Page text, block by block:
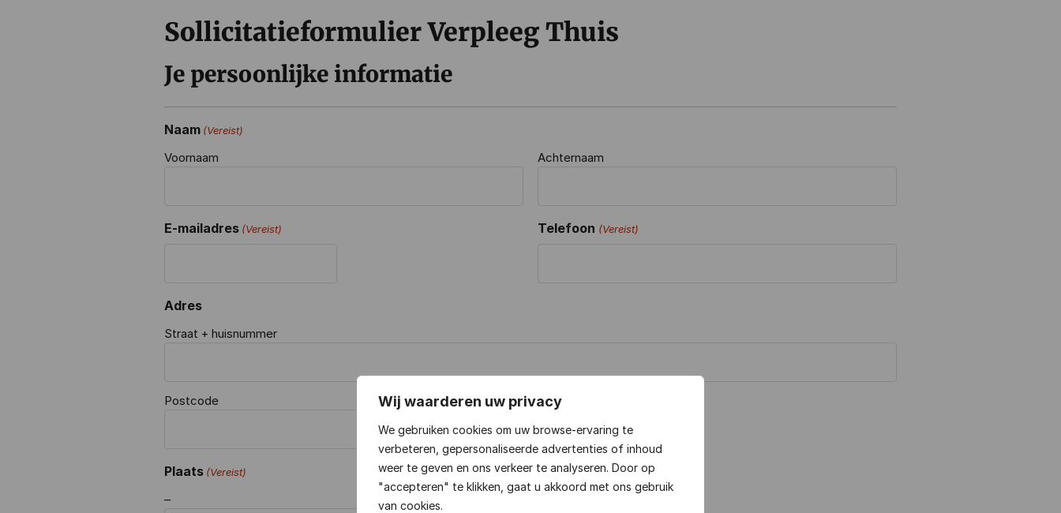
Wij waarderen uw privacy
We gebruiken cookies om uw browse-ervaring te
verbeteren, gepersonaliseerde advertenties of inhoud
weer te geven en ons verkeer te analyseren. Door op
"accepteren" te klikken, gaat u akkoord met ons gebruik
van cookies.
Sollicitatieformulier Verpleeg Thuis
Je persoonlijke informatie
Naam (Vereist)
Voornaam Achternaam
E-mailadres (Vereist) Telefoon (Vereist)
Adres
Straat + huisnummer
Postcode
Plaats (Vereist)
–